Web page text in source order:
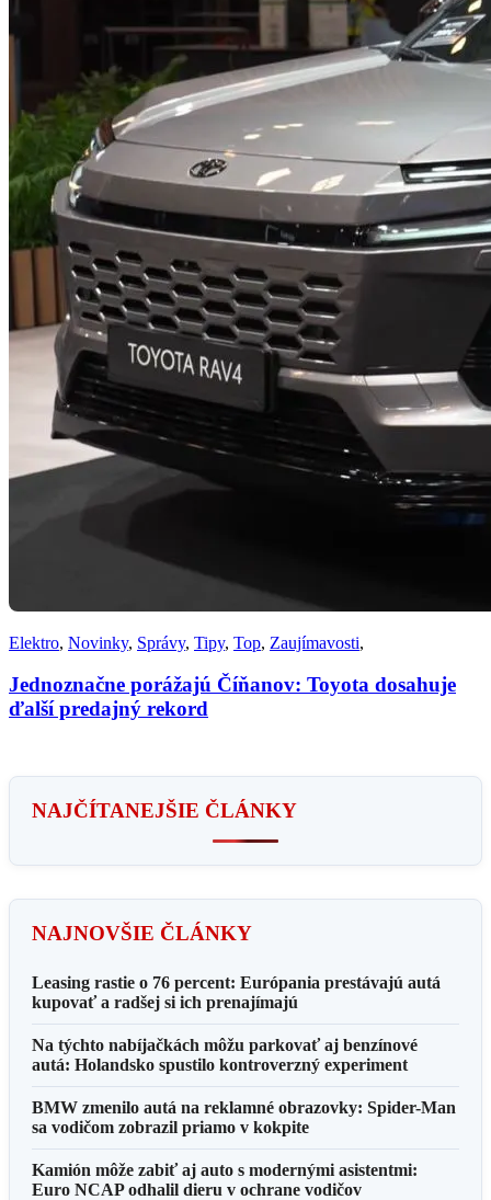
Elektro, Novinky, Správy, Tipy, Top, Zaujímavosti,
Jednoznačne porážajú Číňanov: Toyota dosahuje
ďalší predajný rekord
NAJČÍTANEJŠIE ČLÁNKY
NAJNOVŠIE ČLÁNKY
Leasing rastie o 76 percent: Európania prestávajú autá
kupovať a radšej si ich prenajímajú
Na týchto nabíjačkách môžu parkovať aj benzínové
autá: Holandsko spustilo kontroverzný experiment
BMW zmenilo autá na reklamné obrazovky: Spider-Man
sa vodičom zobrazil priamo v kokpite
Kamión môže zabiť aj auto s modernými asistentmi:
Euro NCAP odhalil dieru v ochrane vodičov